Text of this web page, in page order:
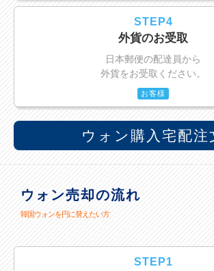
STEP4
外貨のお受取
日本郵便の配達員から
外貨をお受取ください。
お客様
ウォン購入宅配注
ウォン売却の流れ
韓国ウォンを円に替えたい方
STEP1